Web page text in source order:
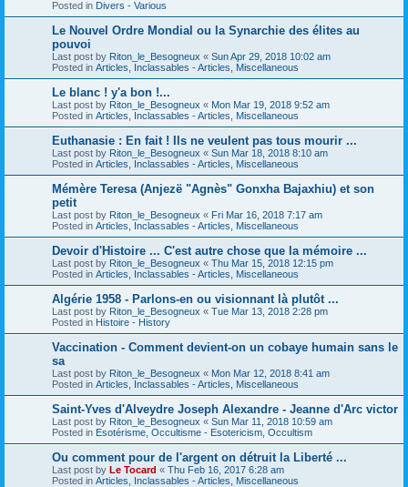
Posted in Divers - Various
Le Nouvel Ordre Mondial ou la Synarchie des élites au
pouvoi
Last post by Riton_le_Besogneux « Sun Apr 29, 2018 10:02 am
Posted in Articles, Inclassables - Articles, Miscellaneous
Le blanc ! y'a bon !...
Last post by Riton_le_Besogneux « Mon Mar 19, 2018 9:52 am
Posted in Articles, Inclassables - Articles, Miscellaneous
Euthanasie : En fait ! Ils ne veulent pas tous mourir ...
Last post by Riton_le_Besogneux « Sun Mar 18, 2018 8:10 am
Posted in Articles, Inclassables - Articles, Miscellaneous
Mémère Teresa (Anjezë "Agnès" Gonxha Bajaxhiu) et son
petit
Last post by Riton_le_Besogneux « Fri Mar 16, 2018 7:17 am
Posted in Articles, Inclassables - Articles, Miscellaneous
Devoir d'Histoire ... C'est autre chose que la mémoire ...
Last post by Riton_le_Besogneux « Thu Mar 15, 2018 12:15 pm
Posted in Articles, Inclassables - Articles, Miscellaneous
Algérie 1958 - Parlons-en ou visionnant là plutôt ...
Last post by Riton_le_Besogneux « Tue Mar 13, 2018 2:28 pm
Posted in Histoire - History
Vaccination - Comment devient-on un cobaye humain sans le
sa
Last post by Riton_le_Besogneux « Mon Mar 12, 2018 8:41 am
Posted in Articles, Inclassables - Articles, Miscellaneous
Saint-Yves d'Alveydre Joseph Alexandre - Jeanne d'Arc victor
Last post by Riton_le_Besogneux « Sun Mar 11, 2018 10:59 am
Posted in Esotérisme, Occultisme - Esotericism, Occultism
Ou comment pour de l'argent on détruit la Liberté ...
Last post by Le Tocard « Thu Feb 16, 2017 6:28 am
Posted in Articles, Inclassables - Articles, Miscellaneous